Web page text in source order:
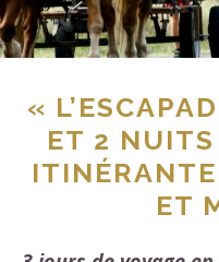
«
ET 2
ET